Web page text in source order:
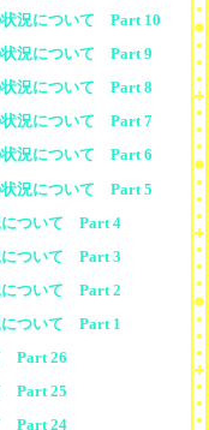
状況について Part 10
状況について Part 9
状況について Part 8
状況について Part 7
状況について Part 6
状況について Part 5
について Part 4
について Part 3
について Part 2
について Part 1
Part 26
Part 25
Part 24